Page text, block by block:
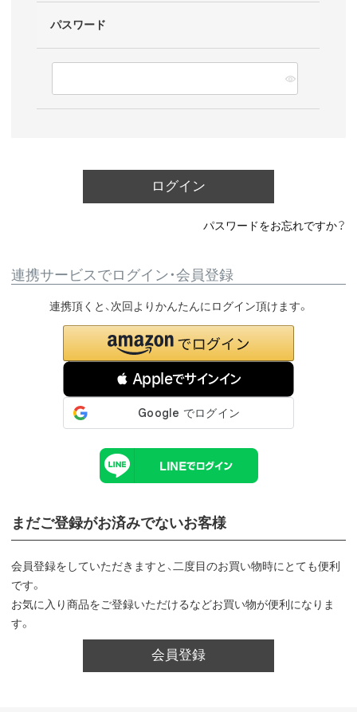
パスワード
ログイン
パスワードをお忘れですか？
連携サービスでログイン・会員登録
 Appleでサインイン
連携頂くと、次回よりかんたんにログイン頂けます。
まだご登録がお済みでないお客様
会員登録をしていただきますと、二度目のお買い物時にとても便利
です。
お気に入り商品をご登録いただけるなどお買い物が便利になりま
す。
会員登録